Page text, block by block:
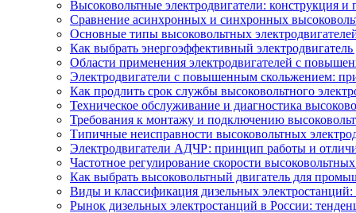
Высоковольтные электродвигатели: конструкция
Сравнение асинхронных и синхронных
Основные типы высоковольтных
Как выбрать энергоэффективный
Области применения электродвигателей с
Электродвигатели с повышенным скольжением:
Как продлить срок службы высоковольтного
Техническое обслуживание и диагностика
Требования к монтажу и подключению
Типичные неисправности высоковольтных
Электродвигатели АДЧР: принцип работы и
Частотное регулирование скорости
Как выбрать высоковольтный двигатель для
Виды и классификация дизельных
Рынок дизельных электростанций в России: